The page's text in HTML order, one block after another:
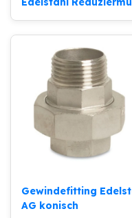
Gewindefitting
AG konisch